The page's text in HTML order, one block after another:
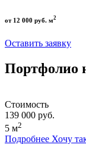
от 12 000 руб. м2
Оставить заявку
Портфолио
Стоимость
139 000 руб.
5 м2
Подробнее Хочу